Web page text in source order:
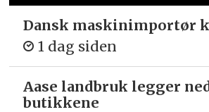
Dansk maskinimportør
1 dag siden
Aase landbruk legger
butikkene